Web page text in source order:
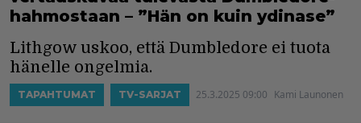
hahmostaan – ”Hän on kuin ydinase”
Lithgow uskoo, että Dumbledore ei tuota
hänelle ongelmia.
TAPAHTUMAT TV-SARJAT 25.3.2025 09:00 Kami Launonen